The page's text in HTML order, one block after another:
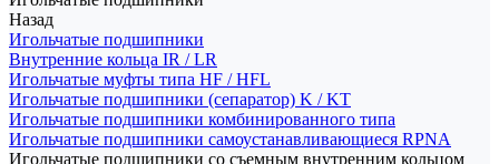
Назад
Игольчатые подшипники
Внутренние кольца IR / LR
Игольчатые муфты типа HF / HFL
Игольчатые подшипники (сепаратор) K / KT
Игольчатые подшипники комбинированного типа
Игольчатые подшипники самоустанавливающиеся RPNA
Игольчатые подшипники со съемным внутренним кольцом